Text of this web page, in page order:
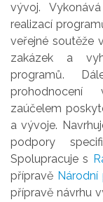
vývoj.
realizací
veřejné soutěže
zakázek a
programů.
prohodnocení
zaúčelem
avývoje.
podpory
Spolupracujes
přípravě
přípravě návrhu